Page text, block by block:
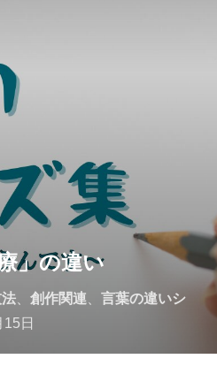
」の違い
創作関連
言葉の違いシ
日